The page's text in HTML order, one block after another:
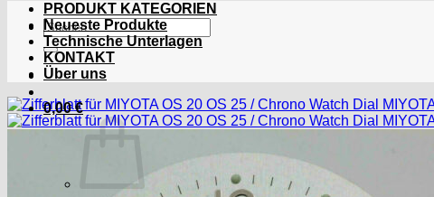
Suchen
nach:
0,00€
PRODUKT KATEGORIEN
Neueste Produkte
Technische Unterlagen
KONTAKT
Über uns